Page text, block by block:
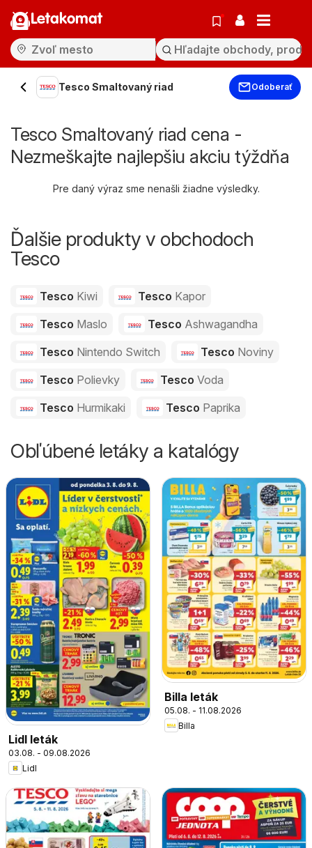
Letakomat
Tesco Smaltovaný riad Odoberať
Tesco Smaltovaný riad cena -
Nezmeškajte najlepšiu akciu týždňa
Pre daný výraz sme nenašli žiadne výsledky.
Ďalšie produkty v obchodoch
Tesco
Tesco Kiwi Tesco Kapor
Tesco Maslo Tesco Ashwagandha
Tesco Nintendo Switch Tesco Noviny
Tesco Polievky Tesco Voda
Tesco Hurmikaki Tesco Paprika
Obľúbené letáky a katalógy
Lidl leták
03.08. - 09.08.2026
Lidl
Billa leták
05.08. - 11.08.2026
Billa